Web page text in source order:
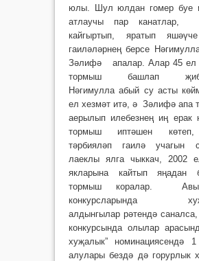
юлы. Шул юлдан гомер буе
атлаучы пар канатлар,
кайгыртып, яратып
гаиләләрнең берсе
Зәлифә апалар. Алар 45 ел
тормыш башлап
Нәгимулла абый су асты
ел хезмәт итә, ә Зәлифә апа
аерылып илебезнең иң ерак
тормыш иптәшен көтеп,
тәрбияләп гаилә учагын
лаеклы ялга чыккач, 2002
якларына кайтып яңадан
тормыш коралар.
конкурсларында
алдынгылар рәтендә
конкурсында олылар
хуҗалык” номинациясендә
алулары бездә дә горурлык